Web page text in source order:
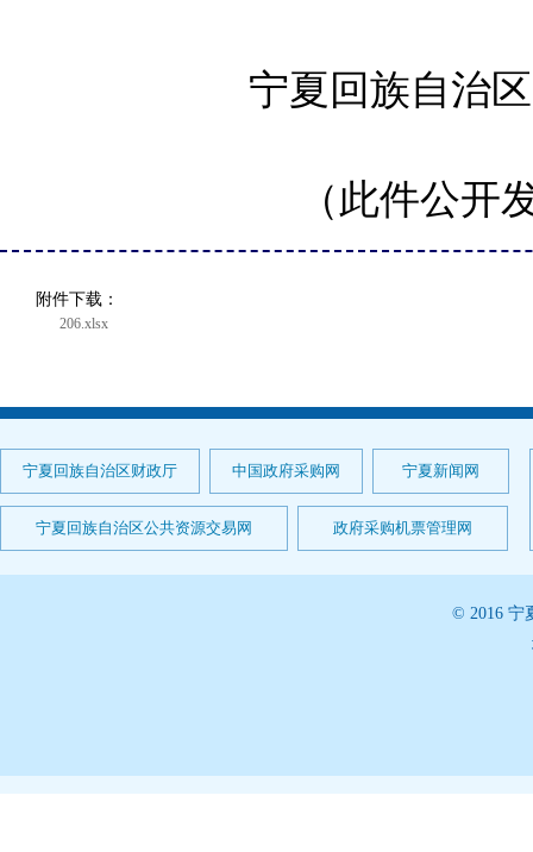
宁夏回族自治
（此件公开
附件下载：
206.xlsx
宁夏回族自治区财政厅 中国政府采购网 宁夏新闻网
宁夏回族自治区公共资源交易网 政府采购机票管理网
© 2016 宁